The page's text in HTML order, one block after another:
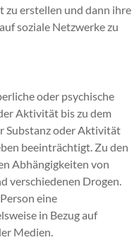
zu erstellen und dann ihre
soziale Netzwerke zu
oder psychische
Aktivität bis zu dem
Substanz oder Aktivität
beeinträchtigt. Zu den
Abhängigkeiten von
verschiedenen Drogen.
eine
in Bezug auf
Medien.